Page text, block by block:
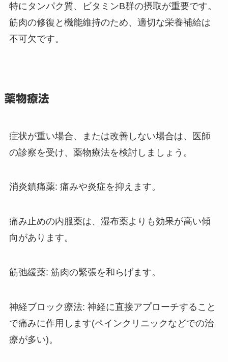
特にタンパク質、ビタミンB群の摂取が重要です。
筋肉の修復と機能維持のため、適切な栄養補給は
不可欠です。
薬物療法
症状が重い場合、または改善しない場合は、医師
の診察を受け、薬物療法を検討しましょう。
消炎鎮痛薬: 痛みや炎症を抑えます。
痛み止めの内服薬は、湿布薬よりも効果が高い傾
向があります。
筋弛緩薬: 筋肉の緊張を和らげます。
神経ブロック療法: 神経に直接アプローチすること
で痛みに作用します(ペインクリニックなどでの治
療が多い)。